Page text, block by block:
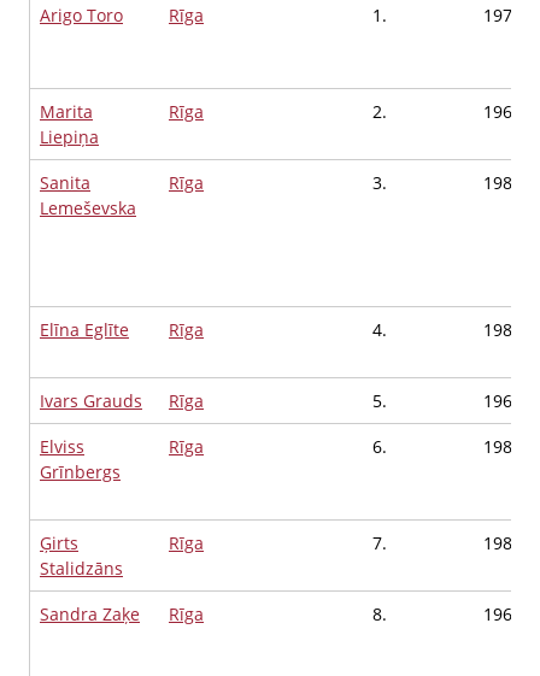
Arigo Toro
Rīga 1. 1978
Marita
Liepiņa
Rīga 2. 1964
Sanita
Lemeševska
Rīga 3. 1983
Elīna Eglīte Rīga 4. 1987
Ivars Grauds Rīga 5.
1967
Elviss
Grīnbergs
Rīga 6. 1983
Ģirts
Stalidzāns
Rīga 7. 1987
Sandra Zaķe Rīga 8. 1961